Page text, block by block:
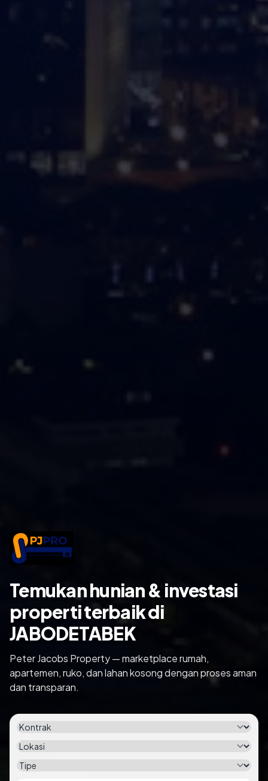
Temukan hunian & investasi
properti terbaik di
JABODETABEK
Peter Jacobs Property — marketplace rumah,
apartemen, ruko, dan lahan kosong dengan proses aman
dan transparan.